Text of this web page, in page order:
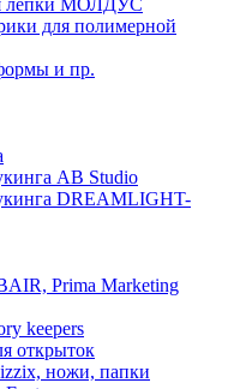
для полимерной
и пр.
AB Studio
DREAMLIGHT-
Prima Marketing
keepers
открыток
ножи, папки